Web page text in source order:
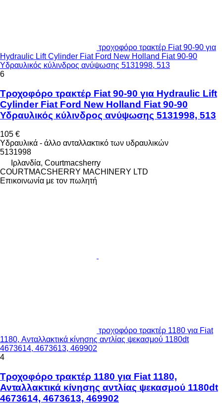
τροχοφόρο τρακτέρ Fiat 90-90 για
Hydraulic Lift Cylinder Fiat Ford New Holland Fiat 90-90
Υδραυλικός κύλινδρος ανύψωσης 5131998, 513
6
Τροχοφόρο τρακτέρ Fiat 90-90 για Hydraulic Lift
Cylinder Fiat Ford New Holland Fiat 90-90
Υδραυλικός κύλινδρος ανύψωσης 5131998, 513
105 €
Υδραυλικά - άλλο ανταλλακτικό των υδραυλικών
5131998
Ιρλανδία, Courtmacsherry
COURTMACSHERRY MACHINERY LTD
Επικοινωνία με τον πωλητή
τροχοφόρο τρακτέρ 1180 για Fiat
1180, Ανταλλακτικά κίνησης αντλίας ψεκασμού 1180dt
4673614, 4673613, 469902
4
Τροχοφόρο τρακτέρ 1180 για Fiat 1180,
Ανταλλακτικά κίνησης αντλίας ψεκασμού 1180dt
4673614, 4673613, 469902